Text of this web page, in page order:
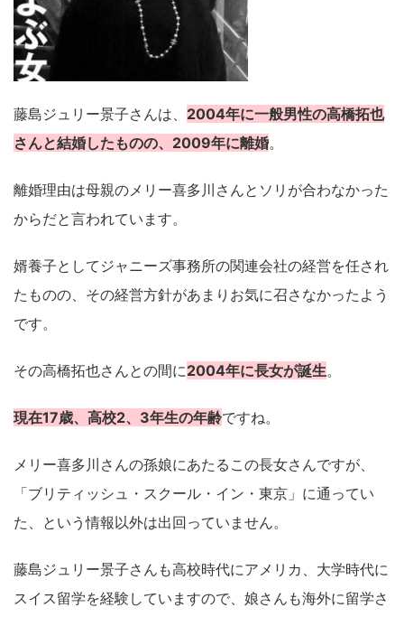
藤島ジュリー景子さんは、 2004年に一般男性の高橋拓也
さんと結婚したものの、2009年に離婚。
離婚理由は母親のメリー喜多川さんとソリが合わなかった
からだと言われています。
婿養子としてジャニーズ事務所の関連会社の経営を任され
たものの、その経営方針があまりお気に召さなかったよう
です。
その高橋拓也さんとの間に2004年に長女が誕生。
現在17歳、高校2、3年生の年齢ですね。
メリー喜多川さんの孫娘にあたるこの長女さんですが、
「ブリティッシュ・スクール・イン・東京」に通ってい
た、という情報以外は出回っていません。
藤島ジュリー景子さんも高校時代にアメリカ、大学時代に
スイス留学を経験していますので、娘さんも海外に留学さ